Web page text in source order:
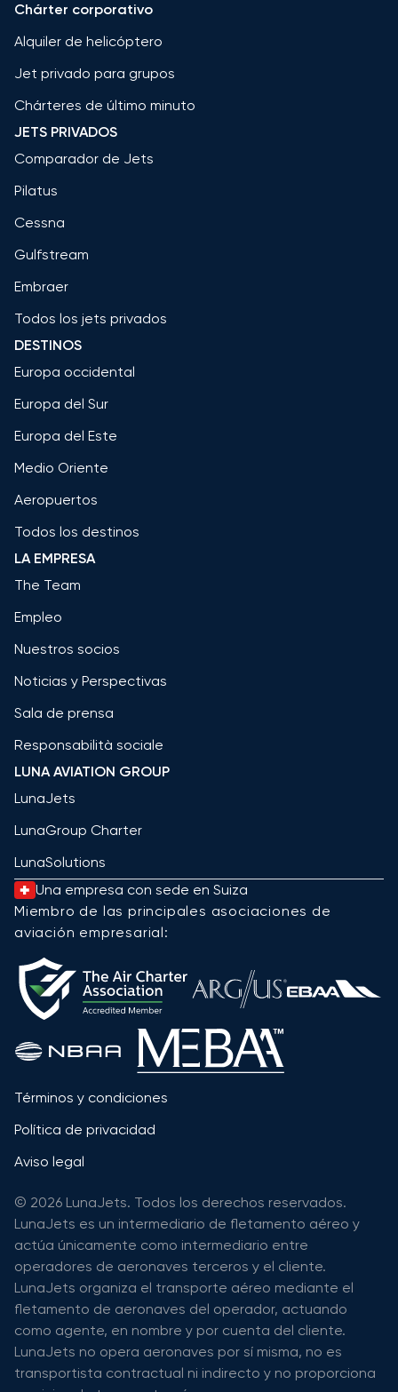
Chárter corporativo
Alquiler de helicóptero
Jet privado para grupos
Chárteres de último minuto
JETS PRIVADOS
Comparador de Jets
Pilatus
Cessna
Gulfstream
Embraer
Todos los jets privados
DESTINOS
Europa occidental
Europa del Sur
Europa del Este
Medio Oriente
Aeropuertos
Todos los destinos
LA EMPRESA
The Team
Empleo
Nuestros socios
Noticias y Perspectivas
Sala de prensa
Responsabilità sociale
LUNA AVIATION GROUP
LunaJets
LunaGroup Charter
LunaSolutions
Una empresa con sede en Suiza
Miembro de las principales asociaciones de
aviación empresarial:
Términos y condiciones
Política de privacidad
Aviso legal
© 2026 LunaJets. Todos los derechos reservados.
LunaJets es un intermediario de fletamento aéreo y
actúa únicamente como intermediario entre
operadores de aeronaves terceros y el cliente.
LunaJets organiza el transporte aéreo mediante el
fletamento de aeronaves del operador, actuando
como agente, en nombre y por cuenta del cliente.
LunaJets no opera aeronaves por sí misma, no es
transportista contractual ni indirecto y no proporciona